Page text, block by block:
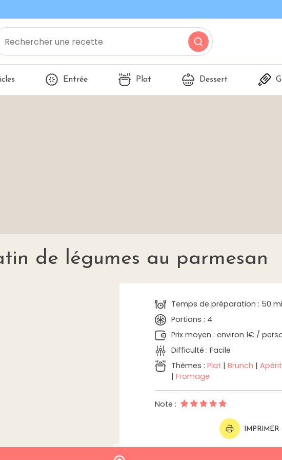
Entrée Plat Dessert
de légumes au parmesan
Temps de préparation : 50
Portions : 4
Prix moyen : environ 1€ /
Difficulté : Facile
Thèmes :Plat |Brunch |
|Fromage
Note :
IMPRIMER